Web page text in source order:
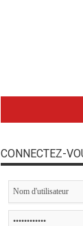
CONNECTEZ-